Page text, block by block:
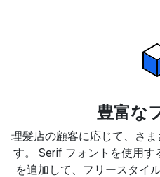
豊富な
理髪店の顧客に応じて、さ
す。 Serif フォントを使用
を追加して、フリースタイ